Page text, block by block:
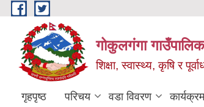
Skip to main content
गोकुलगंगा
शिक्षा, स्वास्थ्य, कृषि र
गृहपृष्ठ परिचय वडा विवरण